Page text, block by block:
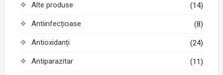
Alte produse (14)
Antiinfecțioase (8)
Antioxidanți (24)
Antiparazitar (11)